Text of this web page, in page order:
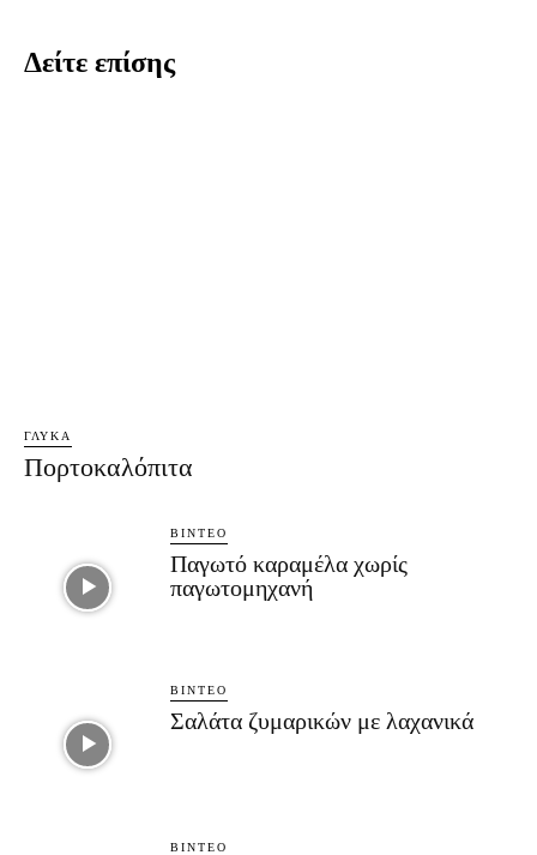
Δείτε επίσης
ΓΛΥΚΆ
Πορτοκαλόπιτα
ΒΊΝΤΕΟ
Παγωτό καραμέλα χωρίς
παγωτομηχανή
ΒΊΝΤΕΟ
Σαλάτα ζυμαρικών με λαχανικά
ΒΊΝΤΕΟ